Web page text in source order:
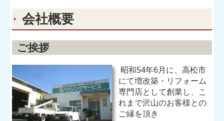
お客様の声
イベント情報
会社概要
ご挨拶
昭和54年6月に、高松市
にて増改築・リフォーム
専門店として創業し、 こ
れまで沢山のお客様との
ご縁を頂き